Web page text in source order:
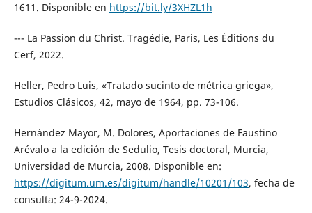
1611. Disponible en https://bit.ly/3XHZL1h
--- La Passion du Christ. Tragédie, Paris, Les Éditions du
Cerf, 2022.
Heller, Pedro Luis, «Tratado sucinto de métrica griega»,
Estudios Clásicos, 42, mayo de 1964, pp. 73-106.
Hernández Mayor, M. Dolores, Aportaciones de Faustino
Arévalo a la edición de Sedulio, Tesis doctoral, Murcia,
Universidad de Murcia, 2008. Disponible en:
https://digitum.um.es/digitum/handle/10201/103, fecha de
consulta: 24-9-2024.